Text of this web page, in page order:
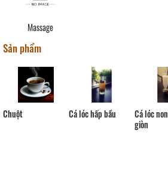
Massage
Sản phẩm
Chuột Cá lóc hấp bầu
Cá lóc
giòn